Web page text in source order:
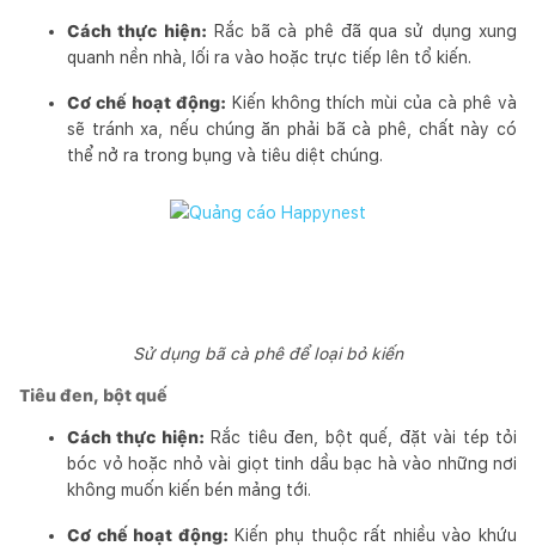
Cách thực hiện: Rắc bã cà phê đã qua sử dụng xung
quanh nền nhà, lối ra vào hoặc trực tiếp lên tổ kiến.
Cơ chế hoạt động: Kiến không thích mùi của cà phê và
sẽ tránh xa, nếu chúng ăn phải bã cà phê, chất này có
thể nở ra trong bụng và tiêu diệt chúng.
Sử dụng bã cà phê để loại bỏ kiến
Tiêu đen, bột quế
Cách thực hiện: Rắc tiêu đen, bột quế, đặt vài tép tỏi
bóc vỏ hoặc nhỏ vài giọt tinh dầu bạc hà vào những nơi
không muốn kiến bén mảng tới.
Cơ chế hoạt động: Kiến phụ thuộc rất nhiều vào khứu